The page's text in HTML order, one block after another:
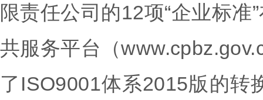
限责任公司的12项“企业标准
共服务平台（
了ISO9001体系2015版的转